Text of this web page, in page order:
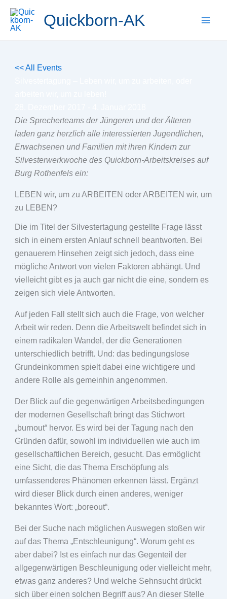
Inhalt
springen
Quickborn-AK
<< All Events
Die Sprecherteams der Jüngeren und der Älteren
laden ganz herzlich alle interessierten Jugendlichen,
Erwachsenen und Familien mit ihren Kindern zur
Silvesterwerkwoche des Quickborn-Arbeitskreises auf
Burg Rothenfels ein:
LEBEN wir, um zu ARBEITEN oder ARBEITEN wir, um
zu LEBEN?
Die im Titel der Silvestertagung gestellte Frage lässt
sich in einem ersten Anlauf schnell beantworten. Bei
genauerem Hinsehen zeigt sich jedoch, dass eine
mögliche Antwort von vielen Faktoren abhängt. Und
vielleicht gibt es ja auch gar nicht die eine, sondern es
zeigen sich viele Antworten.
Auf jeden Fall stellt sich auch die Frage, von welcher
Arbeit wir reden. Denn die Arbeitswelt befindet sich in
einem radikalen Wandel, der die Generationen
unterschiedlich betrifft. Und: das bedingungslose
Grundeinkommen spielt dabei eine wichtigere und
andere Rolle als gemeinhin angenommen.
Der Blick auf die gegenwärtigen Arbeitsbedingungen
der modernen Gesellschaft bringt das Stichwort
„burnout“ hervor. Es wird bei der Tagung nach den
Gründen dafür, sowohl im individuellen wie auch im
gesellschaftlichen Bereich, gesucht. Das ermöglicht
eine Sicht, die das Thema Erschöpfung als
umfassenderes Phänomen erkennen lässt. Ergänzt
wird dieser Blick durch einen anderes, weniger
bekanntes Wort: „boreout“.
Bei der Suche nach möglichen Auswegen stoßen wir
auf das Thema „Entschleunigung“. Worum geht es
aber dabei? Ist es einfach nur das Gegenteil der
allgegenwärtigen Beschleunigung oder vielleicht mehr,
etwas ganz anderes? Und welche Sehnsucht drückt
sich über einen solchen Begriff aus? An dieser Stelle